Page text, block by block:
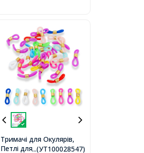
...(УТ100028547)
Тримачі для Окулярів,
Петлі для окулярів